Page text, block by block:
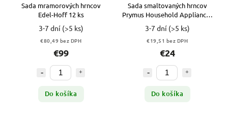
Sada mramorových hrncov
Edel-Hoff 12 ks
3-7 dní (>5 ks)
€80,49 bez DPH
€99
Do košíka
Sada smaltovaných hrncov
Prymus Household Appliances
Kvety 6 ks
3-7 dní (>5 ks)
€19,51 bez DPH
€24
Do košíka